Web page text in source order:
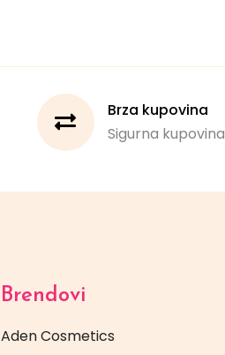
Brza kupovina
Sigurna kupovina
Brendovi
Aden Cosmetics